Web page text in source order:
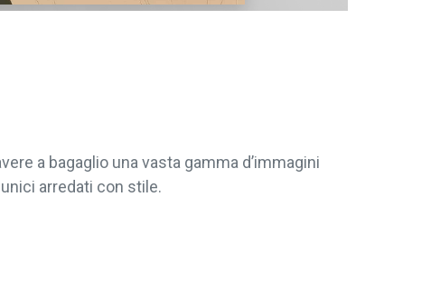
a bagaglio una vasta gamma d’immagini
arredati con stile.